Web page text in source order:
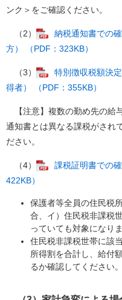
ンク＞ をご確認ください。
（2）
納税通知書での
方） （PDF：323KB）
（3）
特別徴収税額決
得者） （PDF：355KB）
【注意】複数の勤め先の給
通知書とは異なる課税がされ
ださい。
（4）
課税証明書での
422KB）
保護者等全員の住民税
合、イ）住民税非課税
っていても対象になりま
住民税非課税世帯に該
所得割を合計し、給付
るか確認してください。